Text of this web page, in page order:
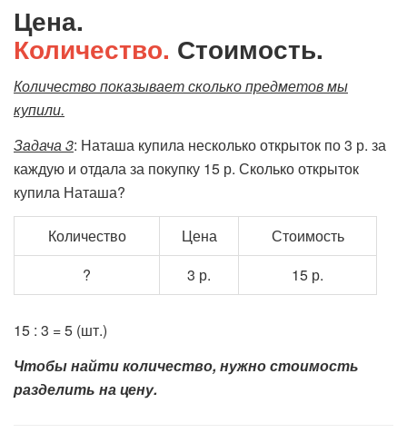
Цена.
Количество. Стоимость.
Количество показывает сколько предметов мы
купили.
Задача 3: Наташа купила несколько открыток по 3 р. за
каждую и отдала за покупку 15 р. Сколько открыток
купила Наташа?
Количество Цена
Стоимость
?
3 р. 15 р.
15 : 3 = 5 (шт.)
Чтобы найти количество, нужно стоимость
разделить на цену.